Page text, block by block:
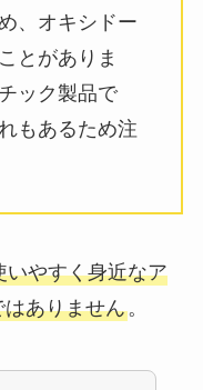
、オキシドー
とがありま
ック製品で
もあるため注
いやすく身近なア
ありません。